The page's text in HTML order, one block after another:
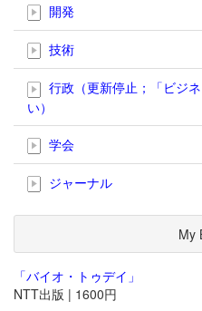
開発
技術
行政（更新停止；「ビジ
い）
学会
ジャーナル
My
「バイオ・トゥデイ」
NTT出版 | 1600円